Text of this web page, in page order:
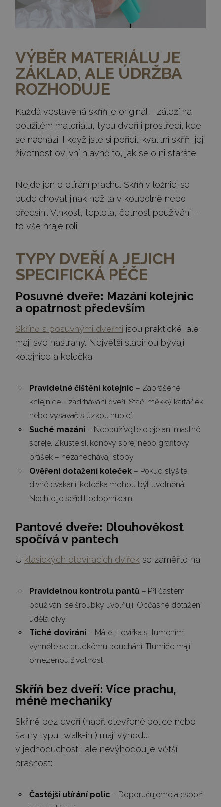
VÝBĚR MATERIÁLU JE
ZÁKLAD, ALE ÚDRŽBA
ROZHODUJE
Každá vestavěná skříň je originál – záleží na
použitém materiálu, typu dveří i prostředí, kde
se nachází. I když jste si pořídili kvalitní skříň, její
životnost ovlivní hlavně to, jak se o ni staráte.
Nejde jen o otírání prachu. Skříň v ložnici se
bude chovat jinak než ta v koupelně nebo
předsíni. Vlhkost, teplota, četnost používání –
to vše hraje roli.
TYPY DVEŘÍ A JEJICH
SPECIFICKÁ PÉČE
Posuvné dveře: Mazání kolejnic
a opatrnost především
Skříně s posuvnými dveřmi jsou praktické, ale
mají své nástrahy. Největší slabinou bývají
kolejnice a kolečka.
Pravidelné čištění kolejnic – Zaprášené
kolejnice = zadrhávání dveří. Stačí měkký kartáček
nebo vysavač s úzkou hubicí.
Suché mazání – Nepoužívejte oleje ani mastné
spreje. Zkuste silikonový sprej nebo grafitový
prášek – nezanechávají stopy.
Ověření dotažení koleček – Pokud slyšíte
divné cvakání, kolečka mohou být uvolněná.
Nechte je seřídit odborníkem.
Pantové dveře: Dlouhověkost
spočívá v pantech
U klasických otevíracích dvířek se zaměřte na:
Pravidelnou kontrolu pantů – Při častém
používání se šroubky uvolňují. Občasné dotažení
udělá divy.
Tiché dovírání – Máte-li dvířka s tlumením,
vyhněte se prudkému bouchání. Tlumiče mají
omezenou životnost.
Skříň bez dveří: Více prachu,
méně mechaniky
Skříně bez dveří (např. otevřené police nebo
šatny typu „walk-in“) mají výhodu
v jednoduchosti, ale nevýhodou je větší
prašnost:
Častější utírání polic – Doporučujeme alespoň